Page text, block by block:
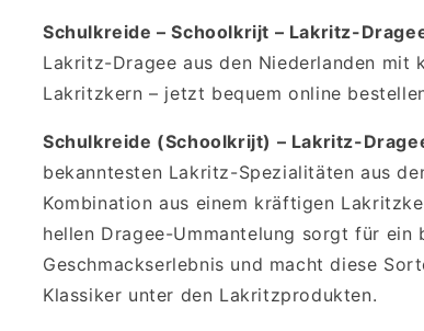
Schoolkrijt
-
Dragee
Schoolkrijt
-
Dragee
Schulkreide – Schoolkrijt – Lakritz-
Lakritz-Dragee aus den Niederlanden mit
Lakritzkern – jetzt bequem online
Schulkreide (Schoolkrijt) – Lakritz-
bekanntesten Lakritz-Spezialitäten aus
Kombination aus einem kräftigen
hellen Dragee-Ummantelung sorgt für ein
Geschmackserlebnis und macht diese
Klassiker unter den Lakritzprodukten.